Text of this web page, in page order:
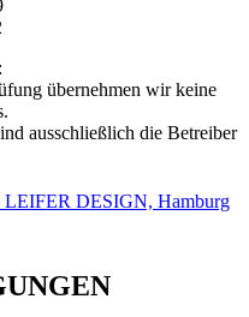
übernehmen wir keine
ausschließlich die Betreiber
DESIGN, Hamburg